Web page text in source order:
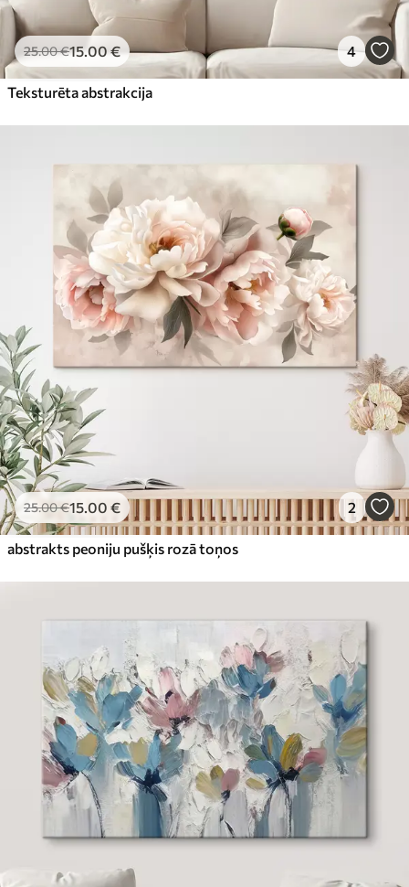
25.00€15.00€ 4
Teksturēta abstrakcija
25.00€15.00 € 2
abstrakts peoniju pušķis rozā toņos